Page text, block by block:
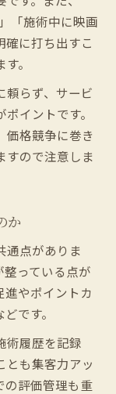
「施術中に映画
に打ち出すこ
。
頼らず、サービ
イントです。
価格競争に巻き
すので注意しま
か
通点がありま
っている点が
進やポイントカ
です。
術履歴を記録
とも集客力アッ
の評価管理も重